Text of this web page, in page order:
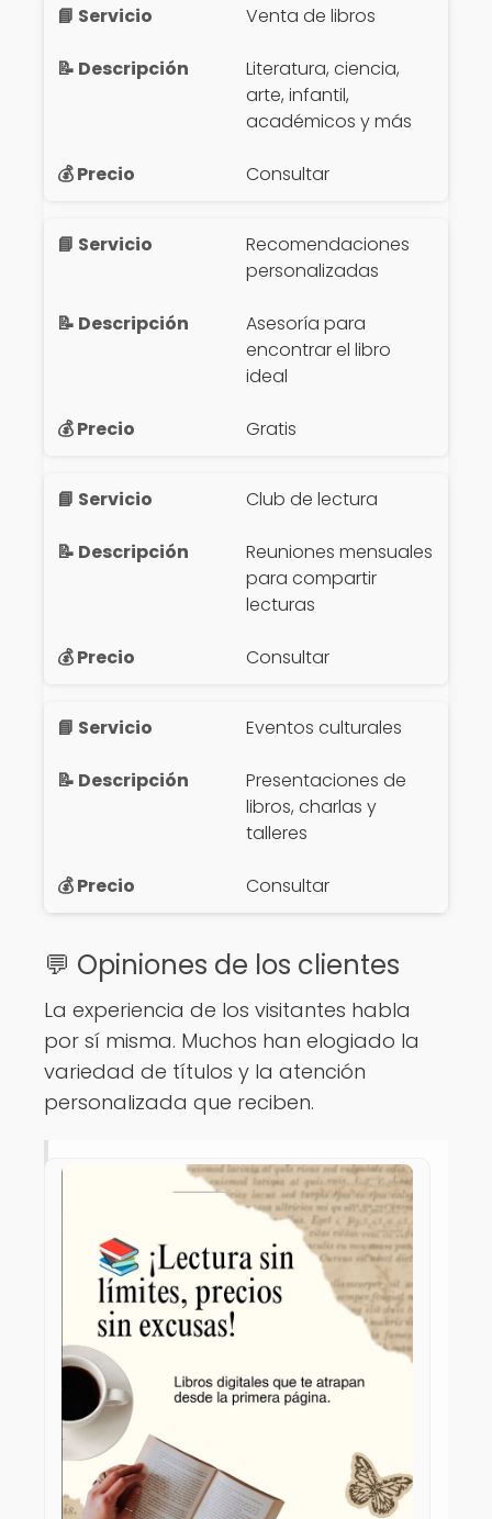
Venta de libros
Literatura, ciencia,
arte, infantil,
académicos y más
Consultar
Recomendaciones
personalizadas
Asesoría para
encontrar el libro
ideal
Gratis
Club de lectura
Reuniones mensuales
para compartir
lecturas
Consultar
Eventos culturales
Presentaciones de
libros, charlas y
talleres
Consultar
💬 Opiniones de los clientes
La experiencia de los visitantes habla
por sí misma. Muchos han elogiado la
variedad de títulos y la atención
personalizada que reciben.